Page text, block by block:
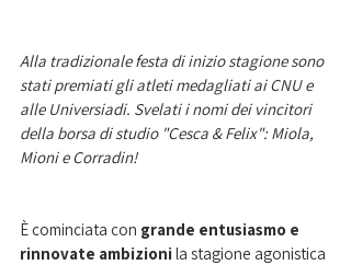
Alla tradizionale festa di inizio stagione sono
stati premiati gli atleti medagliati ai CNU e
alle Universiadi. Svelati i nomi dei vincitori
della borsa di studio "Cesca & Felix": Miola,
Mioni e Corradin!
È cominciata con grande entusiasmo e
rinnovate ambizioni la stagione agonistica